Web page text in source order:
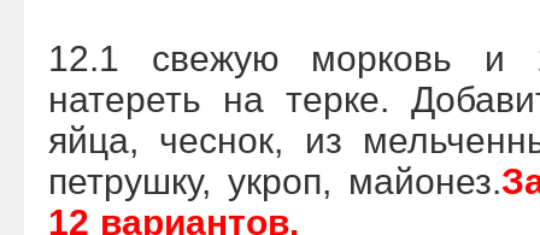
12.1 свежую морковь и
натереть на терке.
яйца, чеснок, из
петрушку, укроп, майонез.
12 вариантов.